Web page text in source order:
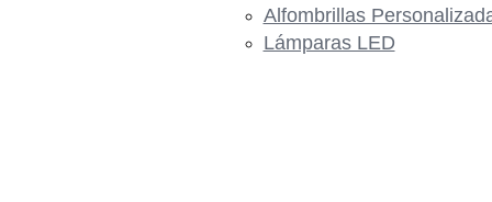
Alfombrillas
Lámparas LED